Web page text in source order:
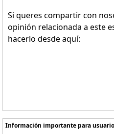
Si queres compartir con
opinión relacionada a este
hacerlo desde aquí:
Información importante para